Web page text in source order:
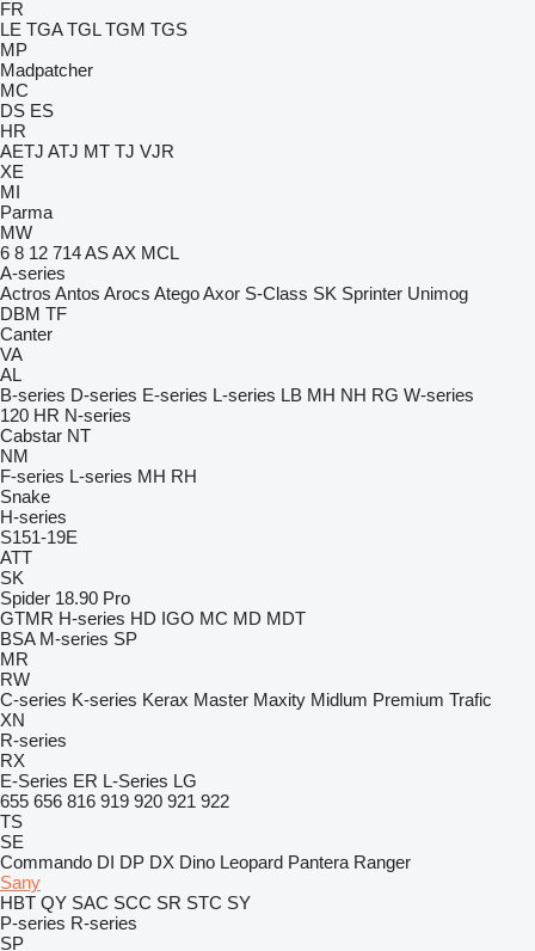
FR
LE TGA TGL TGM TGS
MP
Madpatcher
MC
DS ES
HR
AETJ ATJ MT TJ VJR
XE
MI
Parma
MW
6 8 12 714ASAX MCL
A-series
Actros Antos Arocs AtegoAxor S-Class SK Sprinter Unimog
DBM TF
Canter
VA
AL
B-series D-series E-series L-series LB MH NH RG W-series
120 HR N-series
Cabstar NT
NM
F-series L-series MH RH
Snake
H-series
S151-19E
ATT
SK
Spider 18.90 Pro
GTMR H-series HD IGO MC MD MDT
BSA M-series SP
MR
RW
C-series K-series Kerax Master Maxity Midlum Premium Trafic
XN
R-series
RX
E-Series ER L-Series LG
655 656 816 919 920 921 922
TS
SE
Commando DI DP DX Dino Leopard Pantera Ranger
Sany
HBT QY SAC SCC SR STC SY
P-series R-series
SP